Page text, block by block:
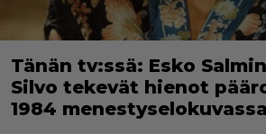
Tänän tv:ssä: Esko
Silvo tekevät hienot
1984 menestyselokuvassa